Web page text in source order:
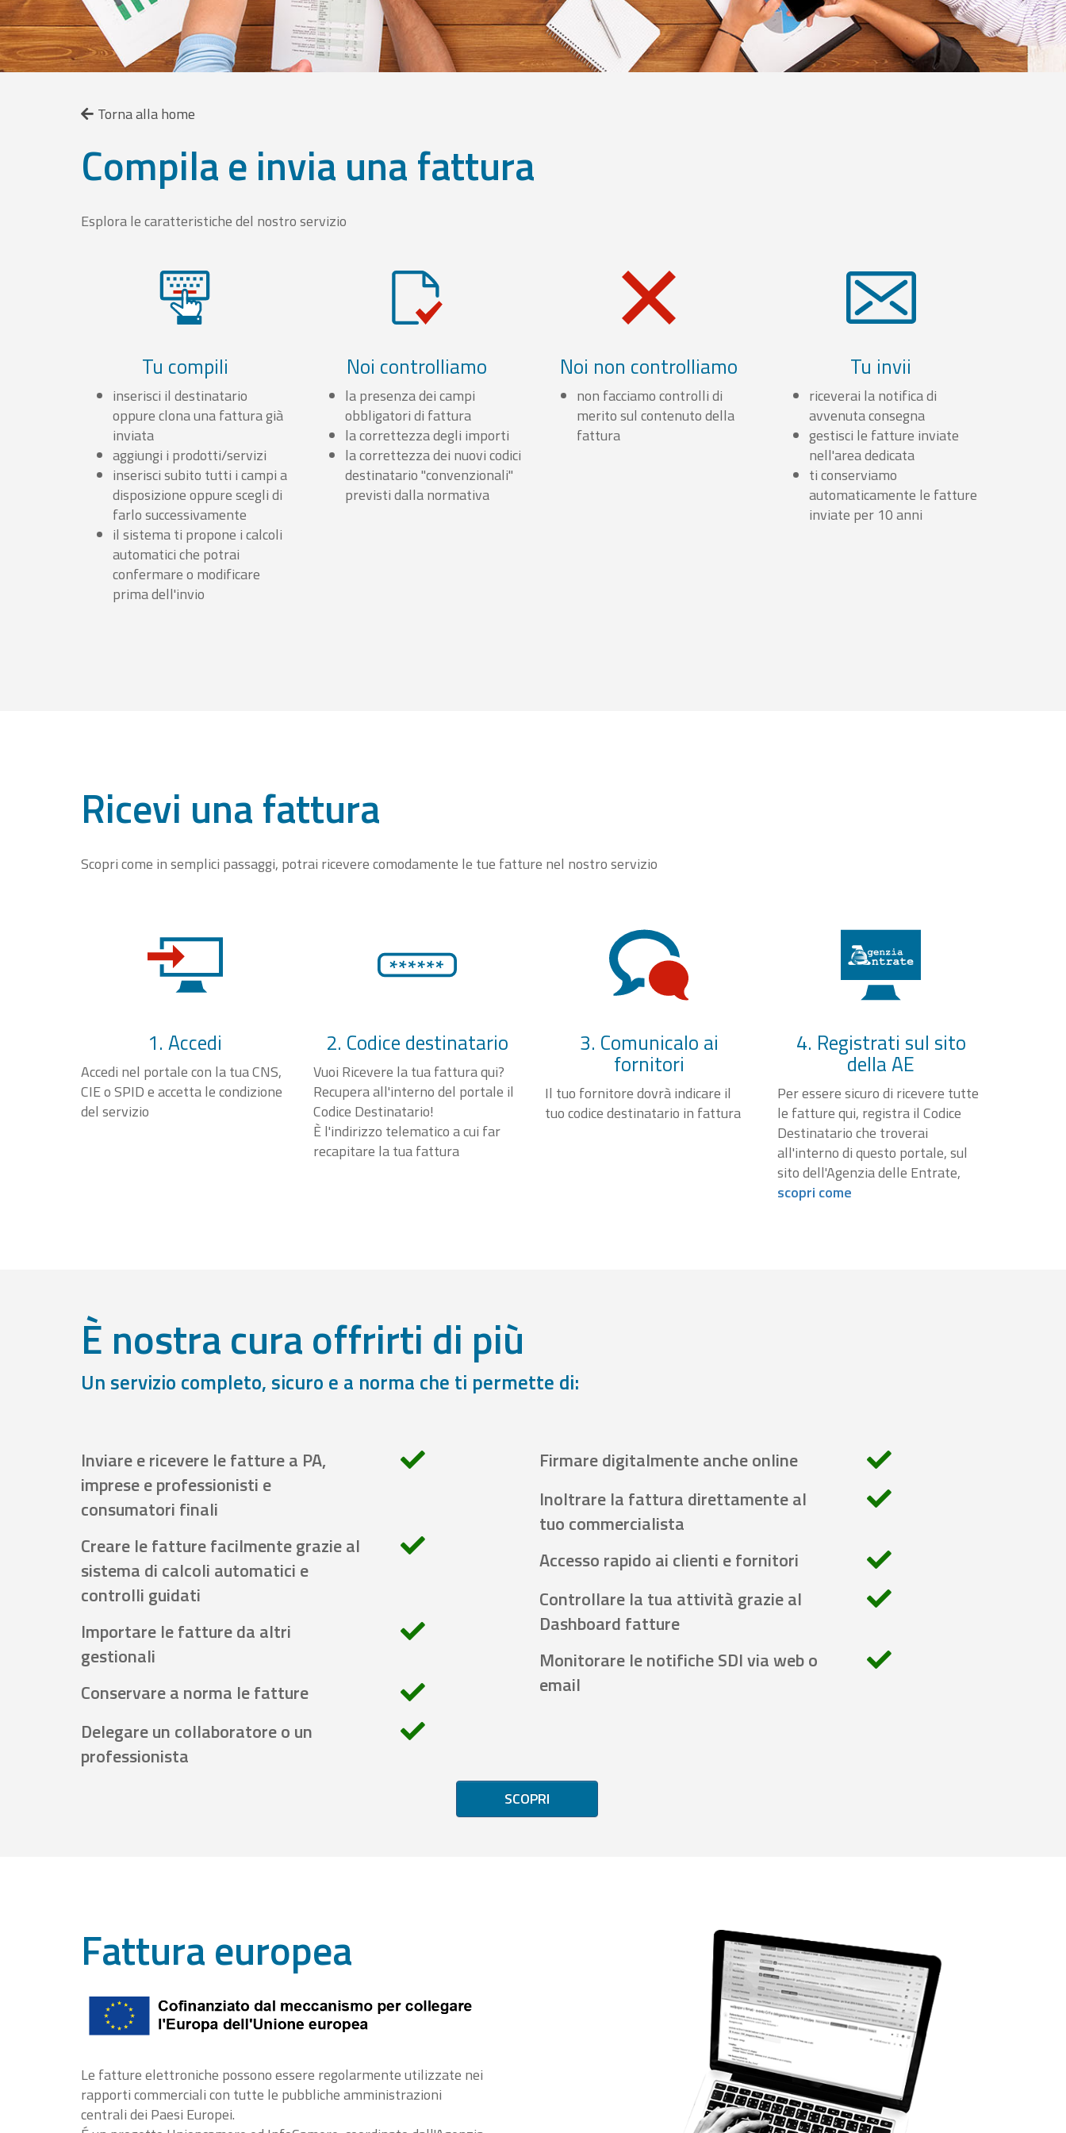
Torna alla home
Compila e invia una fattura
Esplora le caratteristiche del nostro servizio
Tu compili
inserisci il destinatario
oppure clona una fattura già
inviata
aggiungi i prodotti/servizi
inserisci subito tutti i campi a
disposizione oppure scegli di
farlo successivamente
il sistema ti propone i calcoli
automatici che potrai
confermare o modificare
prima dell'invio
Noi controlliamo
la presenza dei campi
obbligatori di fattura
la correttezza degli importi
la correttezza dei nuovi codici
destinatario "convenzionali"
previsti dalla normativa
Noi non controlliamo
non facciamo controlli di
merito sul contenuto della
fattura
Tu invii
riceverai la notifica di
avvenuta consegna
gestisci le fatture inviate
nell'area dedicata
ti conserviamo
automaticamente le fatture
inviate per 10 anni
Ricevi una fattura
Scopri come in semplici passaggi, potrai ricevere comodamente le tue fatture nel nostro servizio
1. Accedi
Accedi nel portale con la tua CNS,
CIE o SPID e accetta le condizione
del servizio
2. Codice destinatario
Vuoi Ricevere la tua fattura qui?
Recupera all'interno del portale il
Codice Destinatario!
È l'indirizzo telematico a cui far
recapitare la tua fattura
3. Comunicalo ai
fornitori
Il tuo fornitore dovrà indicare il
tuo codice destinatario in fattura
4. Registrati sul sito
della AE
Per essere sicuro di ricevere tutte
le fatture qui, registra il Codice
Destinatario che troverai
all'interno di questo portale, sul
sito dell'Agenzia delle Entrate,
scopri come
È nostra cura offrirti di più
Un servizio completo, sicuro e a norma che ti permette di:
Inviare e ricevere le fatture a PA,
imprese e professionisti e
consumatori finali
Creare le fatture facilmente grazie al
sistema di calcoli automatici e
controlli guidati
Importare le fatture da altri
gestionali
Conservare a norma le fatture
Delegare un collaboratore o un
professionista
Firmare digitalmente anche online
Inoltrare la fattura direttamente al
tuo commercialista
Accesso rapido ai clienti e fornitori
Controllare la tua attività grazie al
Dashboard fatture
Monitorare le notifiche SDI via web o
email
SCOPRI
Fattura europea
Le fatture elettroniche possono essere regolarmente utilizzate nei
rapporti commerciali con tutte le pubbliche amministrazioni
centrali dei Paesi Europei.